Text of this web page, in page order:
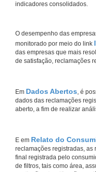
indicadores consolidados.
O desempenho das
monitorado por meio do link
das empresas que mais
de satisfação, reclamações
Em Dados Abertos, é
dados das reclamações
aberto, a fim de realizar
E em Relato do
reclamações registradas, as
final registrada pelo
de filtros, tais como área,